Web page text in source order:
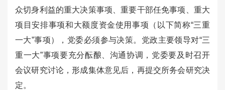
众切身利益的重大决策事项、重要干部任免事项、重大
项目安排事项和大额度资金使用事项（以下简称“三重
一大”事项），党委必须参与决策。党政主要领导对“三
重一大”事项要充分酝酿、沟通协调，党委要及时召开
会议研究讨论，形成集体意见后，再提交所务会研究决
定。